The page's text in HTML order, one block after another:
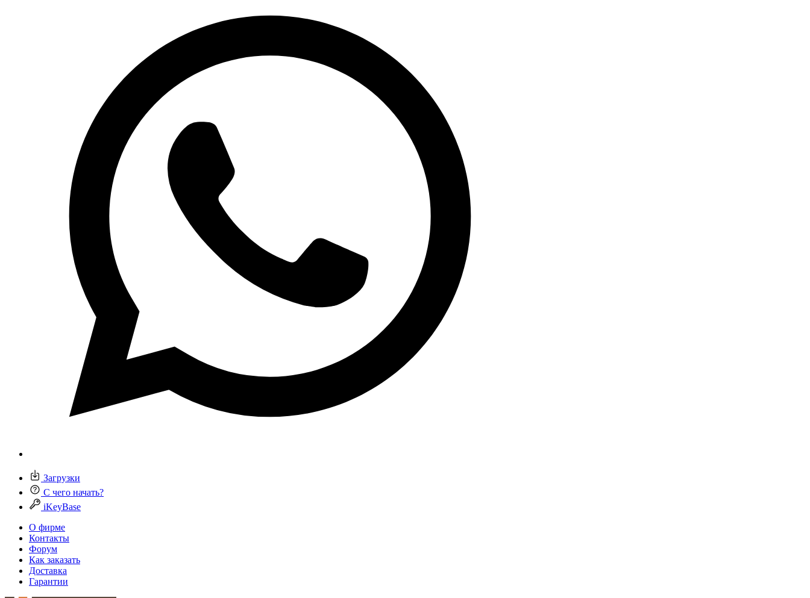
Загрузки
С чего начать?
iKeyBase
О фирме
Контакты
Форум
Как заказать
Доставка
Гарантии